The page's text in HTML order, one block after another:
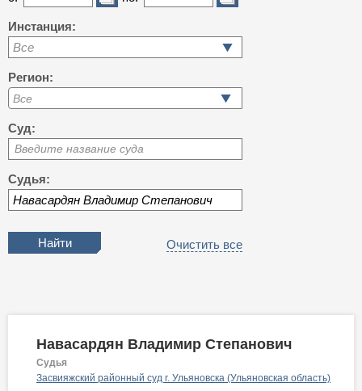
Инстанция:
Все
Регион:
Суд:
Введите название суда
Судья:
Очистить все
Навасардян Владимир Степанович
Судья
Засвияжский районный суд г. Ульяновска (Ульяновская область)